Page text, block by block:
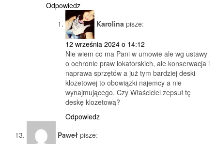
Odpowiedz
Karolina pisze:
12 września 2024 o 14:12
Nie wiem co ma Pani w umowie ale wg ustawy
o ochronie praw lokatorskich, ale konserwacja i
naprawa sprzętów a już tym bardziej deski
klozetowej to obowiązki najemcy a nie
wynajmującego. Czy Właściciel zepsuł tę
deskę klozetową?
Odpowiedz
Paweł pisze: